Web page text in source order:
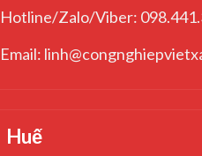
Hotline/Zalo/Viber:
Email:
Huế